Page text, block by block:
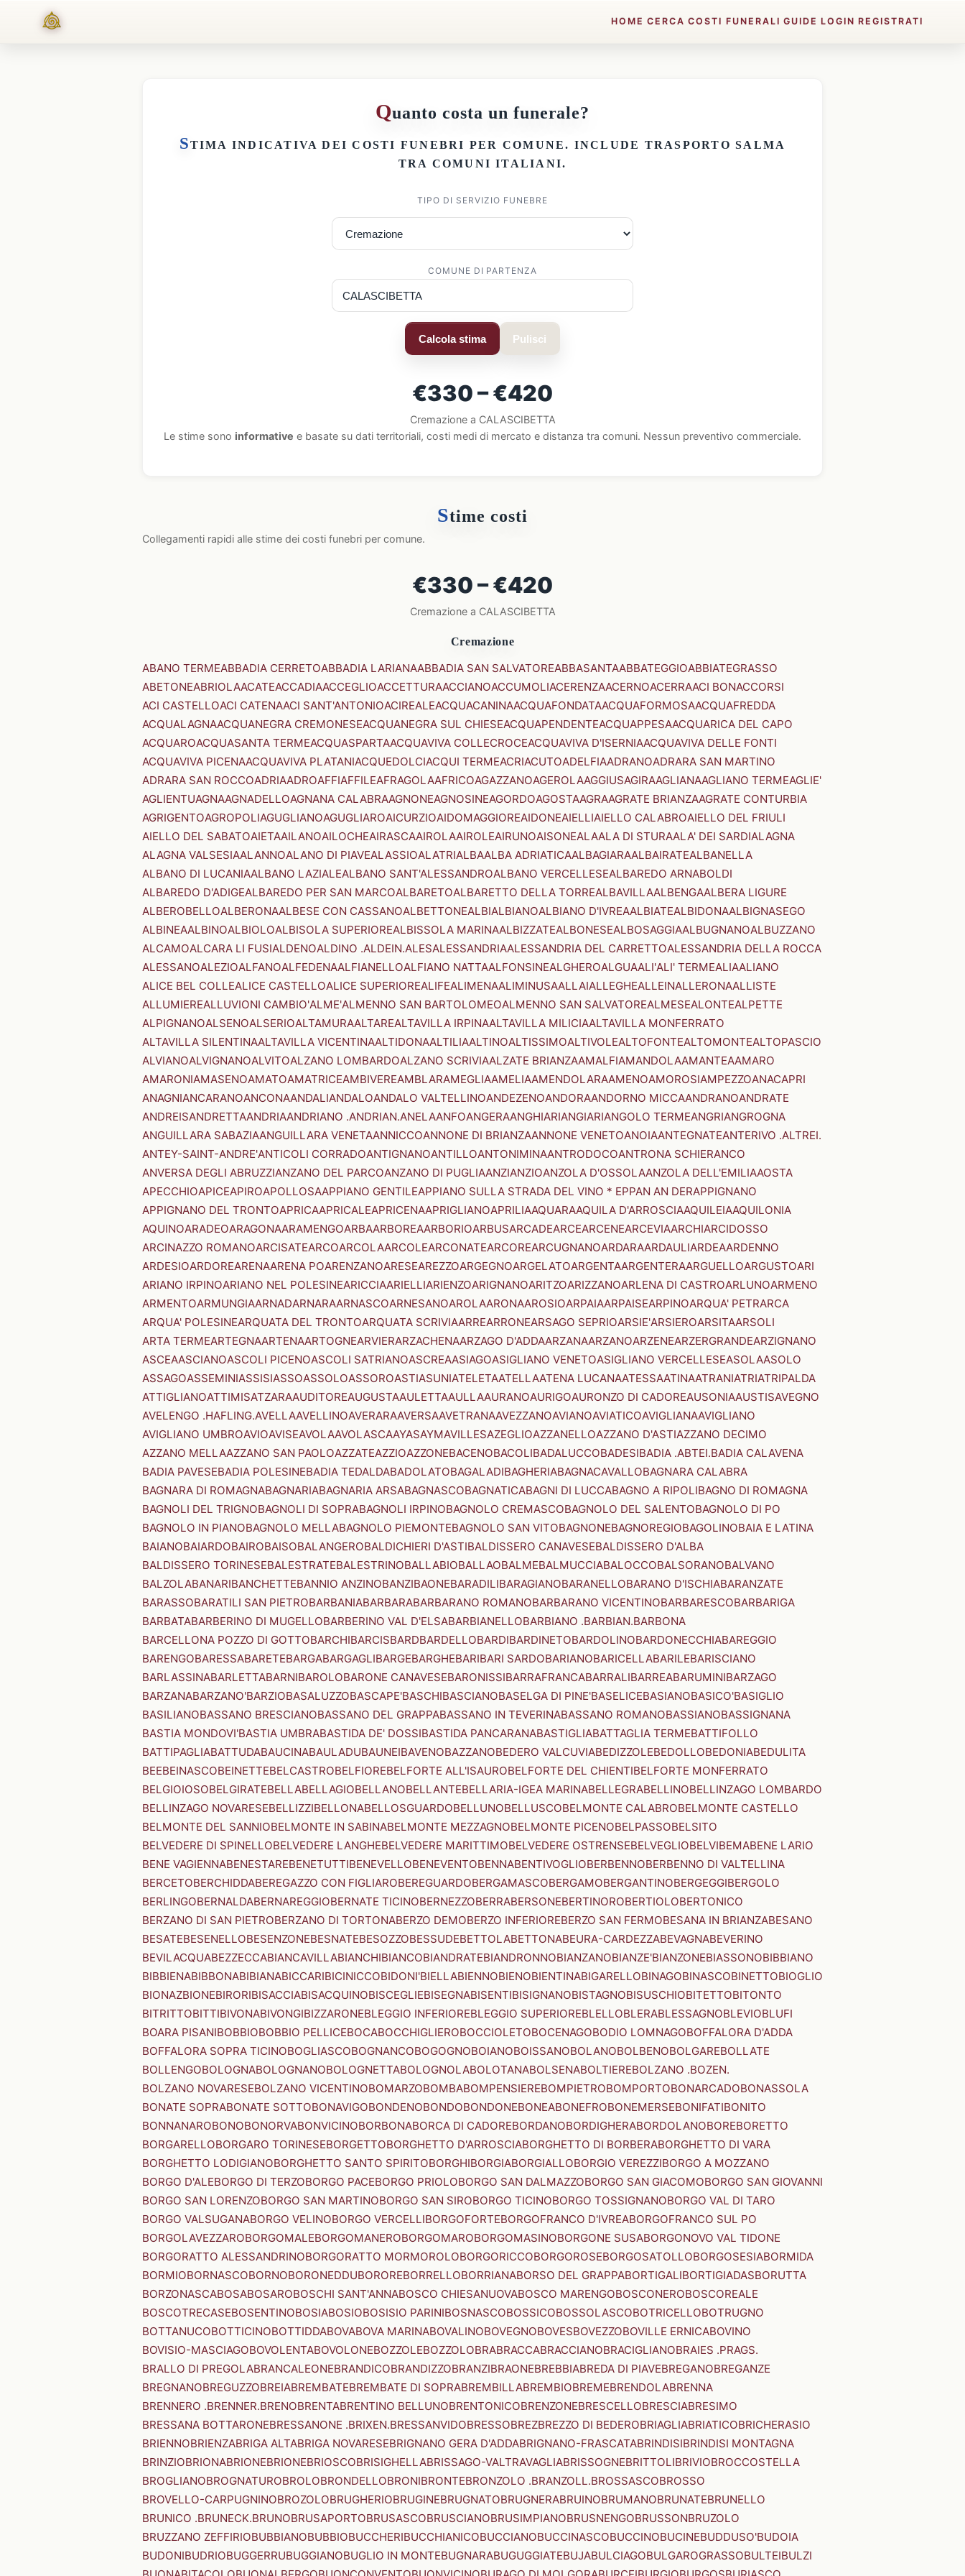
HOME CERCA COSTI FUNERALI GUIDE LOGIN REGISTRATI
Quanto costa un funerale?
STIMA INDICATIVA DEICOSTI FUNEBRI PER COMUNE. INCLUDE TRASPORTO SALMA
TRA COMUNI ITALIANI.
TIPO DI SERVIZIO FUNEBRE
COMUNE DI PARTENZA
Calcola stima Pulisci
€330 – €420
Cremazione a CALASCIBETTA
Le stime sono informative e basate su dati territoriali, costi medi di mercato e distanza tra comuni. Nessun preventivo commerciale.
Stime costi
Collegamenti rapidi alle stime dei costi funebri per comune.
€330 – €420
Cremazione a CALASCIBETTA
Cremazione
ABANO TERMEABBADIA CERRETOABBADIA LARIANAABBADIA SAN SALVATOREABBASANTAABBATEGGIOABBIATEGRASSO
ABETONEABRIOLAACATEACCADIAACCEGLIOACCETTURAACCIANOACCUMOLIACERENZAACERNOACERRAACI BONACCORSI
ACI CASTELLOACI CATENAACI SANT'ANTONIOACIREALEACQUACANINAACQUAFONDATAACQUAFORMOSAACQUAFREDDA
ACQUALAGNAACQUANEGRA CREMONESEACQUANEGRA SUL CHIESEACQUAPENDENTEACQUAPPESAACQUARICA DEL CAPO
ACQUAROACQUASANTA TERMEACQUASPARTAACQUAVIVA COLLECROCEACQUAVIVA D'ISERNIAACQUAVIVA DELLE FONTI
ACQUAVIVA PICENAACQUAVIVA PLATANIACQUEDOLCIACQUI TERMEACRIACUTOADELFIAADRANOADRARA SAN MARTINO
ADRARA SAN ROCCOADRIAADROAFFIAFFILEAFRAGOLAAFRICOAGAZZANOAGEROLAAGGIUSAGIRAAGLIANAAGLIANO TERMEAGLIE'
AGLIENTUAGNAAGNADELLOAGNANA CALABRAAGNONEAGNOSINEAGORDOAGOSTAAGRAAGRATE BRIANZAAGRATE CONTURBIA
AGRIGENTOAGROPOLIAGUGLIANOAGUGLIAROAICURZIOAIDOMAGGIOREAIDONEAIELLIAIELLO CALABROAIELLO DEL FRIULI
AIELLO DEL SABATOAIETAAILANOAILOCHEAIRASCAAIROLAAIROLEAIRUNOAISONEALAALA DI STURAALA' DEI SARDIALAGNA
ALAGNA VALSESIAALANNOALANO DI PIAVEALASSIOALATRIALBAALBA ADRIATICAALBAGIARAALBAIRATEALBANELLA
ALBANO DI LUCANIAALBANO LAZIALEALBANO SANT'ALESSANDROALBANO VERCELLESEALBAREDO ARNABOLDI
ALBAREDO D'ADIGEALBAREDO PER SAN MARCOALBARETOALBARETTO DELLA TORREALBAVILLAALBENGAALBERA LIGURE
ALBEROBELLOALBERONAALBESE CON CASSANOALBETTONEALBIALBIANOALBIANO D'IVREAALBIATEALBIDONAALBIGNASEGO
ALBINEAALBINOALBIOLOALBISOLA SUPERIOREALBISSOLA MARINAALBIZZATEALBONESEALBOSAGGIAALBUGNANOALBUZZANO
ALCAMOALCARA LI FUSIALDENOALDINO .ALDEIN.ALESALESSANDRIAALESSANDRIA DEL CARRETTOALESSANDRIA DELLA ROCCA
ALESSANOALEZIOALFANOALFEDENAALFIANELLOALFIANO NATTAALFONSINEALGHEROALGUAALI'ALI' TERMEALIAALIANO
ALICE BEL COLLEALICE CASTELLOALICE SUPERIOREALIFEALIMENAALIMINUSAALLAIALLEGHEALLEINALLERONAALLISTE
ALLUMIEREALLUVIONI CAMBIO'ALME'ALMENNO SAN BARTOLOMEOALMENNO SAN SALVATOREALMESEALONTEALPETTE
ALPIGNANOALSENOALSERIOALTAMURAALTAREALTAVILLA IRPINAALTAVILLA MILICIAALTAVILLA MONFERRATO
ALTAVILLA SILENTINAALTAVILLA VICENTINAALTIDONAALTILIAALTINOALTISSIMOALTIVOLEALTOFONTEALTOMONTEALTOPASCIO
ALVIANOALVIGNANOALVITOALZANO LOMBARDOALZANO SCRIVIAALZATE BRIANZAAMALFIAMANDOLAAMANTEAAMARO
AMARONIAMASENOAMATOAMATRICEAMBIVEREAMBLARAMEGLIAAMELIAAMENDOLARAAMENOAMOROSIAMPEZZOANACAPRI
ANAGNIANCARANOANCONAANDALIANDALOANDALO VALTELLINOANDEZENOANDORAANDORNO MICCAANDRANOANDRATE
ANDREISANDRETTAANDRIAANDRIANO .ANDRIAN.ANELAANFOANGERAANGHIARIANGIARIANGOLO TERMEANGRIANGROGNA
ANGUILLARA SABAZIAANGUILLARA VENETAANNICCOANNONE DI BRIANZAANNONE VENETOANOIAANTEGNATEANTERIVO .ALTREI.
ANTEY-SAINT-ANDRE'ANTICOLI CORRADOANTIGNANOANTILLOANTONIMINAANTRODOCOANTRONA SCHIERANCO
ANVERSA DEGLI ABRUZZIANZANO DEL PARCOANZANO DI PUGLIAANZIANZIOANZOLA D'OSSOLAANZOLA DELL'EMILIAAOSTA
APECCHIOAPICEAPIROAPOLLOSAAPPIANO GENTILEAPPIANO SULLA STRADA DEL VINO * EPPAN AN DERAPPIGNANO
APPIGNANO DEL TRONTOAPRICAAPRICALEAPRICENAAPRIGLIANOAPRILIAAQUARAAQUILA D'ARROSCIAAQUILEIAAQUILONIA
AQUINOARADEOARAGONAARAMENGOARBAARBOREAARBORIOARBUSARCADEARCEARCENEARCEVIAARCHIARCIDOSSO
ARCINAZZO ROMANOARCISATEARCOARCOLAARCOLEARCONATEARCOREARCUGNANOARDARAARDAULIARDEAARDENNO
ARDESIOARDOREARENAARENA POARENZANOARESEAREZZOARGEGNOARGELATOARGENTAARGENTERAARGUELLOARGUSTOARI
ARIANO IRPINOARIANO NEL POLESINEARICCIAARIELLIARIENZOARIGNANOARITZOARIZZANOARLENA DI CASTROARLUNOARMENO
ARMENTOARMUNGIAARNADARNARAARNASCOARNESANOAROLAARONAAROSIOARPAIAARPAISEARPINOARQUA' PETRARCA
ARQUA' POLESINEARQUATA DEL TRONTOARQUATA SCRIVIAARREARRONEARSAGO SEPRIOARSIE'ARSIEROARSITAARSOLI
ARTA TERMEARTEGNAARTENAARTOGNEARVIERARZACHENAARZAGO D'ADDAARZANAARZANOARZENEARZERGRANDEARZIGNANO
ASCEAASCIANOASCOLI PICENOASCOLI SATRIANOASCREAASIAGOASIGLIANO VENETOASIGLIANO VERCELLESEASOLAASOLO
ASSAGOASSEMINIASSISIASSOASSOLOASSOROASTIASUNIATELETAATELLAATENA LUCANAATESSAATINAATRANIATRIATRIPALDA
ATTIGLIANOATTIMISATZARAAUDITOREAUGUSTAAULETTAAULLAAURANOAURIGOAURONZO DI CADOREAUSONIAAUSTISAVEGNO
AVELENGO .HAFLING.AVELLAAVELLINOAVERARAAVERSAAVETRANAAVEZZANOAVIANOAVIATICOAVIGLIANAAVIGLIANO
AVIGLIANO UMBROAVIOAVISEAVOLAAVOLASCAAYASAYMAVILLESAZEGLIOAZZANELLOAZZANO D'ASTIAZZANO DECIMO
AZZANO MELLAAZZANO SAN PAOLOAZZATEAZZIOAZZONEBACENOBACOLIBADALUCCOBADESIBADIA .ABTEI.BADIA CALAVENA
BADIA PAVESEBADIA POLESINEBADIA TEDALDABADOLATOBAGALADIBAGHERIABAGNACAVALLOBAGNARA CALABRA
BAGNARA DI ROMAGNABAGNARIABAGNARIA ARSABAGNASCOBAGNATICABAGNI DI LUCCABAGNO A RIPOLIBAGNO DI ROMAGNA
BAGNOLI DEL TRIGNOBAGNOLI DI SOPRABAGNOLI IRPINOBAGNOLO CREMASCOBAGNOLO DEL SALENTOBAGNOLO DI PO
BAGNOLO IN PIANOBAGNOLO MELLABAGNOLO PIEMONTEBAGNOLO SAN VITOBAGNONEBAGNOREGIOBAGOLINOBAIA E LATINA
BAIANOBAIARDOBAIROBAISOBALANGEROBALDICHIERI D'ASTIBALDISSERO CANAVESEBALDISSERO D'ALBA
BALDISSERO TORINESEBALESTRATEBALESTRINOBALLABIOBALLAOBALMEBALMUCCIABALOCCOBALSORANOBALVANO
BALZOLABANARIBANCHETTEBANNIO ANZINOBANZIBAONEBARADILIBARAGIANOBARANELLOBARANO D'ISCHIABARANZATE
BARASSOBARATILI SAN PIETROBARBANIABARBARABARBARANO ROMANOBARBARANO VICENTINOBARBARESCOBARBARIGA
BARBATABARBERINO DI MUGELLOBARBERINO VAL D'ELSABARBIANELLOBARBIANO .BARBIAN.BARBONA
BARCELLONA POZZO DI GOTTOBARCHIBARCISBARDBARDELLOBARDIBARDINETOBARDOLINOBARDONECCHIABAREGGIO
BARENGOBARESSABARETEBARGABARGAGLIBARGEBARGHEBARIBARI SARDOBARIANOBARICELLABARILEBARISCIANO
BARLASSINABARLETTABARNIBAROLOBARONE CANAVESEBARONISSIBARRAFRANCABARRALIBARREABARUMINIBARZAGO
BARZANABARZANO'BARZIOBASALUZZOBASCAPE'BASCHIBASCIANOBASELGA DI PINE'BASELICEBASIANOBASICO'BASIGLIO
BASILIANOBASSANO BRESCIANOBASSANO DEL GRAPPABASSANO IN TEVERINABASSANO ROMANOBASSIANOBASSIGNANA
BASTIA MONDOVI'BASTIA UMBRABASTIDA DE' DOSSIBASTIDA PANCARANABASTIGLIABATTAGLIA TERMEBATTIFOLLO
BATTIPAGLIABATTUDABAUCINABAULADUBAUNEIBAVENOBAZZANOBEDERO VALCUVIABEDIZZOLEBEDOLLOBEDONIABEDULITA
BEEBEINASCOBEINETTEBELCASTROBELFIOREBELFORTE ALL'ISAUROBELFORTE DEL CHIENTIBELFORTE MONFERRATO
BELGIOIOSOBELGIRATEBELLABELLAGIOBELLANOBELLANTEBELLARIA-IGEA MARINABELLEGRABELLINOBELLINZAGO LOMBARDO
BELLINZAGO NOVARESEBELLIZZIBELLONABELLOSGUARDOBELLUNOBELLUSCOBELMONTE CALABROBELMONTE CASTELLO
BELMONTE DEL SANNIOBELMONTE IN SABINABELMONTE MEZZAGNOBELMONTE PICENOBELPASSOBELSITO
BELVEDERE DI SPINELLOBELVEDERE LANGHEBELVEDERE MARITTIMOBELVEDERE OSTRENSEBELVEGLIOBELVIBEMABENE LARIO
BENE VAGIENNABENESTAREBENETUTTIBENEVELLOBENEVENTOBENNABENTIVOGLIOBERBENNOBERBENNO DI VALTELLINA
BERCETOBERCHIDDABEREGAZZO CON FIGLIAROBEREGUARDOBERGAMASCOBERGAMOBERGANTINOBERGEGGIBERGOLO
BERLINGOBERNALDABERNAREGGIOBERNATE TICINOBERNEZZOBERRABERSONEBERTINOROBERTIOLOBERTONICO
BERZANO DI SAN PIETROBERZANO DI TORTONABERZO DEMOBERZO INFERIOREBERZO SAN FERMOBESANA IN BRIANZABESANO
BESATEBESENELLOBESENZONEBESNATEBESOZZOBESSUDEBETTOLABETTONABEURA-CARDEZZABEVAGNABEVERINO
BEVILACQUABEZZECCABIANCAVILLABIANCHIBIANCOBIANDRATEBIANDRONNOBIANZANOBIANZE'BIANZONEBIASSONOBIBBIANO
BIBBIENABIBBONABIBIANABICCARIBICINICCOBIDONI'BIELLABIENNOBIENOBIENTINABIGARELLOBINAGOBINASCOBINETTOBIOGLIO
BIONAZBIONEBIRORIBISACCIABISACQUINOBISCEGLIEBISEGNABISENTIBISIGNANOBISTAGNOBISUSCHIOBITETTOBITONTO
BITRITTOBITTIBIVONABIVONGIBIZZARONEBLEGGIO INFERIOREBLEGGIO SUPERIOREBLELLOBLERABLESSAGNOBLEVIOBLUFI
BOARA PISANIBOBBIOBOBBIO PELLICEBOCABOCCHIGLIEROBOCCIOLETOBOCENAGOBODIO LOMNAGOBOFFALORA D'ADDA
BOFFALORA SOPRA TICINOBOGLIASCOBOGNANCOBOGOGNOBOIANOBOISSANOBOLANOBOLBENOBOLGAREBOLLATE
BOLLENGOBOLOGNABOLOGNANOBOLOGNETTABOLOGNOLABOLOTANABOLSENABOLTIEREBOLZANO .BOZEN.
BOLZANO NOVARESEBOLZANO VICENTINOBOMARZOBOMBABOMPENSIEREBOMPIETROBOMPORTOBONARCADOBONASSOLA
BONATE SOPRABONATE SOTTOBONAVIGOBONDENOBONDOBONDONEBONEABONEFROBONEMERSEBONIFATIBONITO
BONNANAROBONOBONORVABONVICINOBORBONABORCA DI CADOREBORDANOBORDIGHERABORDOLANOBOREBORETTO
BORGARELLOBORGARO TORINESEBORGETTOBORGHETTO D'ARROSCIABORGHETTO DI BORBERABORGHETTO DI VARA
BORGHETTO LODIGIANOBORGHETTO SANTO SPIRITOBORGHIBORGIABORGIALLOBORGIO VEREZZIBORGO A MOZZANO
BORGO D'ALEBORGO DI TERZOBORGO PACEBORGO PRIOLOBORGO SAN DALMAZZOBORGO SAN GIACOMOBORGO SAN GIOVANNI
BORGO SAN LORENZOBORGO SAN MARTINOBORGO SAN SIROBORGO TICINOBORGO TOSSIGNANOBORGO VAL DI TARO
BORGO VALSUGANABORGO VELINOBORGO VERCELLIBORGOFORTEBORGOFRANCO D'IVREABORGOFRANCO SUL PO
BORGOLAVEZZAROBORGOMALEBORGOMANEROBORGOMAROBORGOMASINOBORGONE SUSABORGONOVO VAL TIDONE
BORGORATTO ALESSANDRINOBORGORATTO MORMOROLOBORGORICCOBORGOROSEBORGOSATOLLOBORGOSESIABORMIDA
BORMIOBORNASCOBORNOBORONEDDUBOROREBORRELLOBORRIANABORSO DEL GRAPPABORTIGALIBORTIGIADASBORUTTA
BORZONASCABOSABOSAROBOSCHI SANT'ANNABOSCO CHIESANUOVABOSCO MARENGOBOSCONEROBOSCOREALE
BOSCOTRECASEBOSENTINOBOSIABOSIOBOSISIO PARINIBOSNASCOBOSSICOBOSSOLASCOBOTRICELLOBOTRUGNO
BOTTANUCOBOTTICINOBOTTIDDABOVABOVA MARINABOVALINOBOVEGNOBOVESBOVEZZOBOVILLE ERNICABOVINO
BOVISIO-MASCIAGOBOVOLENTABOVOLONEBOZZOLEBOZZOLOBRABRACCABRACCIANOBRACIGLIANOBRAIES .PRAGS.
BRALLO DI PREGOLABRANCALEONEBRANDICOBRANDIZZOBRANZIBRAONEBREBBIABREDA DI PIAVEBREGANOBREGANZE
BREGNANOBREGUZZOBREIABREMBATEBREMBATE DI SOPRABREMBILLABREMBIOBREMEBRENDOLABRENNA
BRENNERO .BRENNER.BRENOBRENTABRENTINO BELLUNOBRENTONICOBRENZONEBRESCELLOBRESCIABRESIMO
BRESSANA BOTTARONEBRESSANONE .BRIXEN.BRESSANVIDOBRESSOBREZBREZZO DI BEDEROBRIAGLIABRIATICOBRICHERASIO
BRIENNOBRIENZABRIGA ALTABRIGA NOVARESEBRIGNANO GERA D'ADDABRIGNANO-FRASCATABRINDISIBRINDISI MONTAGNA
BRINZIOBRIONABRIONEBRIONEBRIOSCOBRISIGHELLABRISSAGO-VALTRAVAGLIABRISSOGNEBRITTOLIBRIVIOBROCCOSTELLA
BROGLIANOBROGNATUROBROLOBRONDELLOBRONIBRONTEBRONZOLO .BRANZOLL.BROSSASCOBROSSO
BROVELLO-CARPUGNINOBROZOLOBRUGHERIOBRUGINEBRUGNATOBRUGNERABRUINOBRUMANOBRUNATEBRUNELLO
BRUNICO .BRUNECK.BRUNOBRUSAPORTOBRUSASCOBRUSCIANOBRUSIMPIANOBRUSNENGOBRUSSONBRUZOLO
BRUZZANO ZEFFIRIOBUBBIANOBUBBIOBUCCHERIBUCCHIANICOBUCCIANOBUCCINASCOBUCCINOBUCINEBUDDUSO'BUDOIA
BUDONIBUDRIOBUGGERRUBUGGIANOBUGLIO IN MONTEBUGNARABUGUGGIATEBUJABULCIAGOBULGAROGRASSOBULTEIBULZI